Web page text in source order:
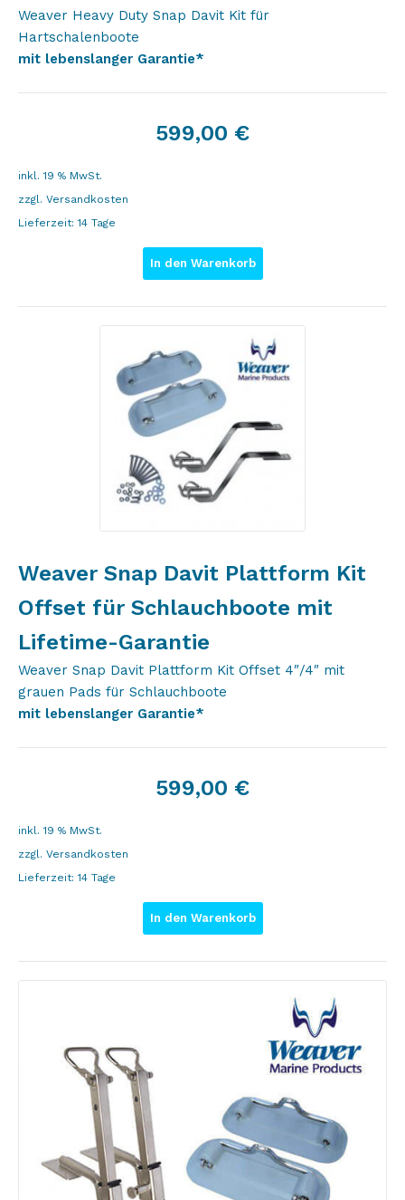
Weaver Heavy Duty Snap Davit Kit für
Hartschalenboote
mit lebenslanger Garantie*
599,00 €
inkl. 19 % MwSt.
zzgl. Versandkosten
Lieferzeit:14 Tage
In den Warenkorb
Weaver Snap Davit Plattform Kit
Offset für Schlauchboote mit
Lifetime-Garantie
Weaver Snap Davit Plattform Kit Offset 4″/4″ mit
grauen Pads für Schlauchboote
mit lebenslanger Garantie*
599,00 €
inkl. 19 % MwSt.
zzgl. Versandkosten
Lieferzeit:14 Tage
In den Warenkorb